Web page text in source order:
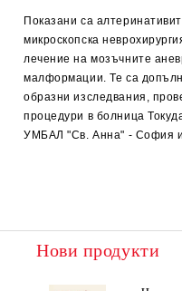
Показани са
микроскопска
лечение на мозъчните
малформации. Те са
образни изследвания,
процедури в болница
УМБАЛ "Св. Анна" - София
Нови продукти